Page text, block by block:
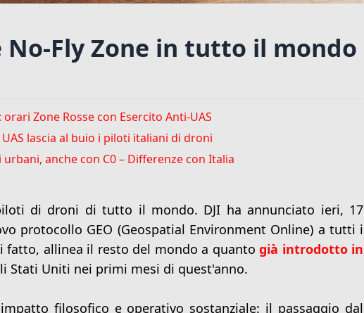
No-Fly Zone in tutto il mondo
Zone Rosse con Esercito Anti-UAS
lascia al buio i piloti italiani di droni
anche con C0 – Differenze con Italia
di droni di tutto il mondo. DJI ha annunciato ieri, 17
protocollo GEO (Geospatial Environment Online) a tutti i
fatto, allinea il resto del mondo a quantogià introdotto in
Stati Uniti nei primi mesi di quest'anno.
filosofico e operativo sostanziale: il passaggio dal